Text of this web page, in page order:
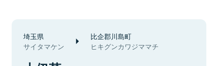
埼玉県
サイタマケン
比企郡川島町
ヒキグンカワジママチ